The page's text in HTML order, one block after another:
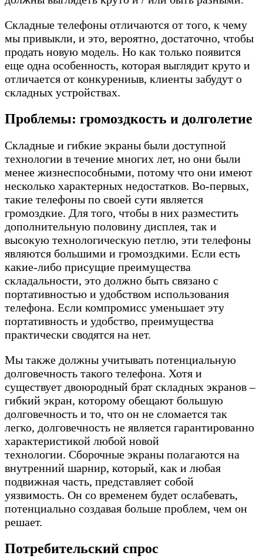
Складные телефоны отличаются от того, к чему
мы привыкли, и это, вероятно, достаточно, чтобы
продать новую модель. Но как только появится
еще одна особенность, которая выглядит круто и
отличается от конкурениыв, клиенты забудут о
складных устройствах.
Проблемы: громоздкость и долголетие
Складные и гибкие экраны были доступной
технологии в течение многих лет, но они были
менее жизнеспособными, потому что они имеют
несколько характерных недостатков. Во-первых,
такие телефоны по своей сути является
громоздкие. Для того, чтобы в них разместить
дополнительную половину дисплея, так и
высокую технологическую петлю, эти телефоны
являются большими и громоздкими. Если есть
какие-либо присущие преимущества
складальности, это должно быть связано с
портативностью и удобством использования
телефона. Если компромисс уменьшает эту
портативность и удобство, преимущества
практически сводятся на нет.
Мы также должны учитывать потенциальную
долговечность такого телефона. Хотя и
существует двоюродный брат складных экранов –
гибкий экран, которому обещают большую
долговечность и то, что он не сломается так
легко, долговечность не является гарантированно
характеристикой любой новой
технологии. Сборочные экраны полагаются на
внутренний шарнир, который, как и любая
подвижная часть, представляет собой
уязвимость. Он со временем будет ослабевать,
потенциально создавая больше проблем, чем он
решает.
Потребительский спрос